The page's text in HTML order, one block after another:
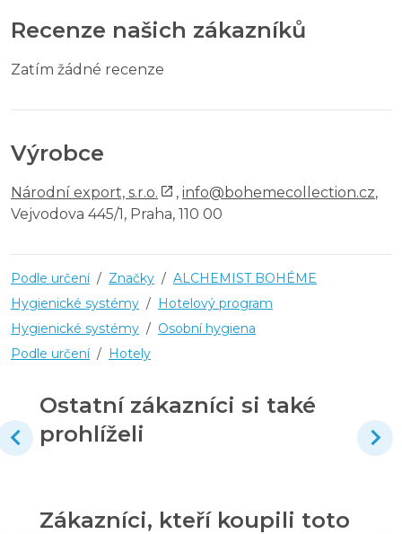
Recenze našich zákazníků
Zatím žádné recenze
Výrobce
Národní export, s.r.o. , info@bohemecollection.cz,
Vejvodova 445/1, Praha, 110 00
Podle určení / Značky / ALCHEMIST BOHÉME
Hygienické systémy / Hotelový program
Hygienické systémy / Osobní hygiena
Podle určení / Hotely
Ostatní zákazníci si také
prohlíželi
Zákazníci, kteří koupili toto